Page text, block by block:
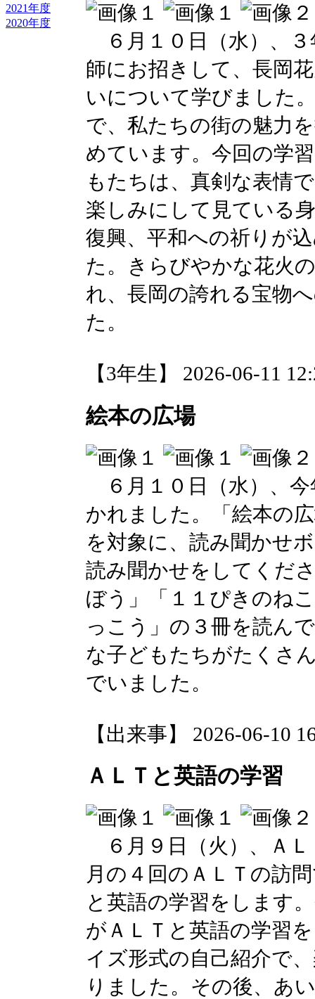
2021年度
2020年度
６月１０日（水）、３
師にお招きして、長岡
いについて学びました
で、私たちの街の魅力
めています。今回の学
もたちは、真剣な表情
楽しみにして見ている
復興、平和への祈りが
た。きらびやかな花火
れ、長岡の誇れる宝物
た。
【3年生】 2026-06-11
絵本の広場
６月１０日（水）、今
かれました。「絵本の
を対象に、読み聞かせ
読み聞かせをしてくだ
ぼう」「１１ぴきのね
っこう」の３冊を読ん
な子どもたちがたくさ
でいました。
【出来事】 2026-06-10
ＡＬＴと英語の学習
６月９日（火）、Ａ
月の４回のＡＬＴの訪
と英語の学習をします
がＡＬＴと英語の学習
イズ形式の自己紹介で
りました。その後、あ